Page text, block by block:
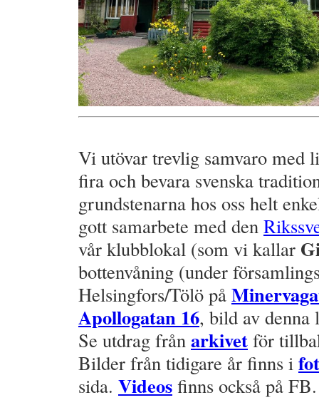
Vi utövar trevlig samvaro med
fira och bevara svenska
grundstenarna hos oss helt
gott samarbete med den
vår klubblokal (som vi kallar
bottenvåning (under
Helsingfors/Tölö på
Apollogatan 16, bild av denna
Se utdrag från arkivet för
Bilder från tidigare år finns i
sida. Videos finns också på FB.